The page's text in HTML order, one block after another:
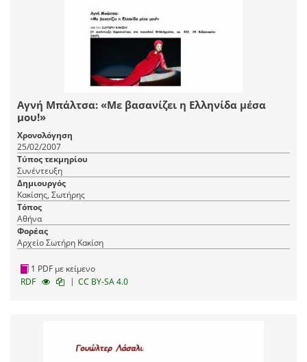
Αγνή Μπάλτσα: «Με βασανίζει η Ελληνίδα μέσα
μου!»
Χρονολόγηση
25/02/2007
Τύπος τεκμηρίου
Συνέντευξη
Δημιουργός
Κακίσης, Σωτήρης
Τόπος
Αθήνα
Φορέας
Αρχείο Σωτήρη Κακίση
1 PDF με κείμενο
RDF
| CC BY-SA 4.0